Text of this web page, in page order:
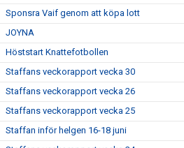
Sponsra Vaif genom att köpa lott
JOYNA
Höststart Knattefotbollen
Staffans veckorapport vecka 30
Staffans veckorapport vecka 26
Staffans veckorapport vecka 25
Staffan inför helgen 16-18 juni